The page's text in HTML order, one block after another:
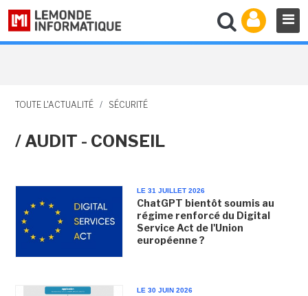
TOUTE L'ACTUALITÉ / SÉCURITÉ
/ AUDIT - CONSEIL
LE 31 JUILLET 2026
ChatGPT bientôt soumis au
régime renforcé du Digital
Service Act de l'Union
européenne ?
LE 30 JUIN 2026